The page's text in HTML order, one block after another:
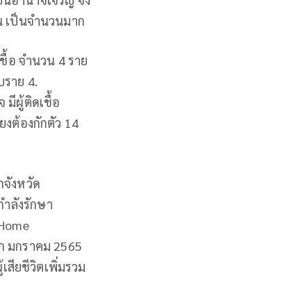
เป็นจำนวนมาก
อ จำนวน 4 ราย
าย 4.
มีผู้ติดเชื้อ
งต้องกักตัว 14
จังหวัด
ลังรักษา
มกราคม 2565
สียชีวิตเพิ่มรวม